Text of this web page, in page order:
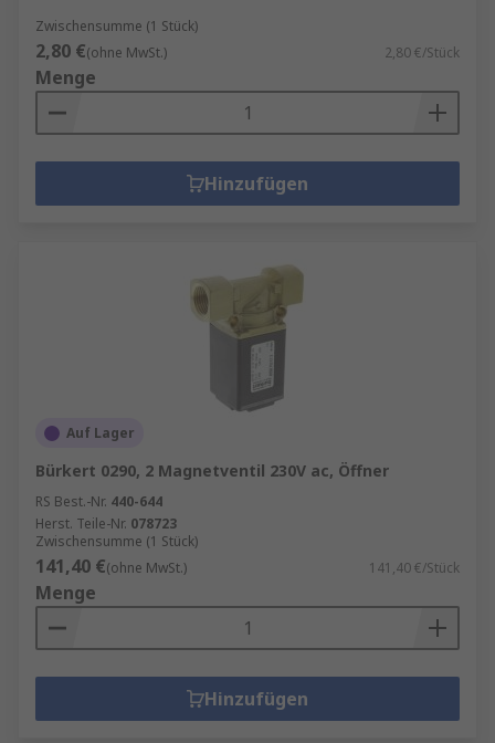
Zwischensumme (1 Stück)
2,80 €(ohne MwSt.) 2,80 €/Stück
Menge
Hinzufügen
Auf Lager
Bürkert 0290, 2 Magnetventil 230V ac, Öffner
RS Best.-Nr. 440-644
Herst. Teile-Nr. 078723
Zwischensumme (1 Stück)
141,40 €(ohne MwSt.) 141,40 €/Stück
Menge
Hinzufügen